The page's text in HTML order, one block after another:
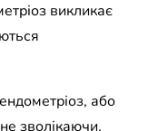
викликає
або
зволікаючи,